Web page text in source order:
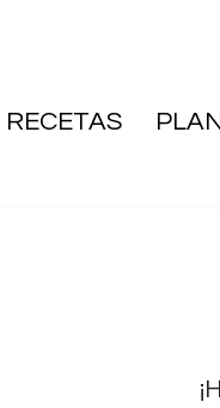
RECETAS